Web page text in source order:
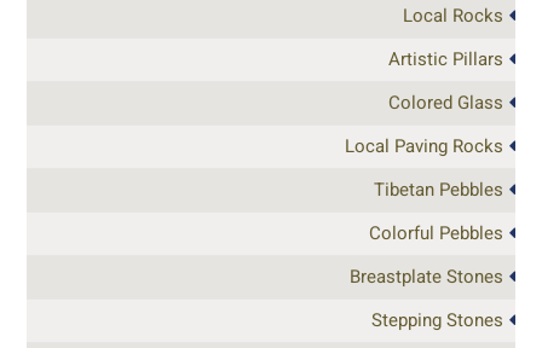
Local Rocks
Artistic Pillars
Colored Glass
Local Paving Rocks
Tibetan Pebbles
Colorful Pebbles
Breastplate Stones
Stepping Stones